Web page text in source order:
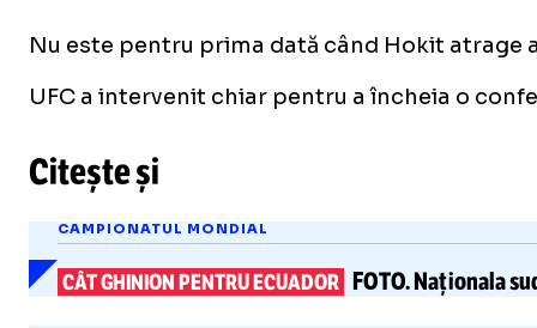
Nu este pentru prima dată când Hokit atrage
UFC a intervenit chiar pentru a încheia o
Citește și
CAMPIONATUL MONDIAL
CÂT GHINION PENTRU ECUADOR FOTO.Naționala